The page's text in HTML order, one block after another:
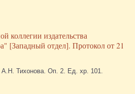
коллегии издательства
[Западный отдел]. Протокол от 21
Тихонова. Оп. 2. Ед. хр. 101.